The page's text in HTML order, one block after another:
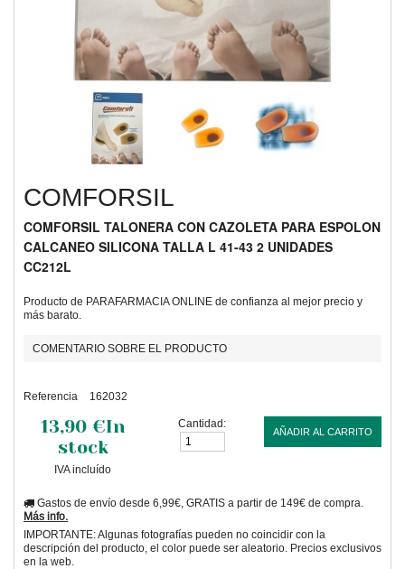
COMFORSIL
COMFORSIL TALONERA CON CAZOLETA PARA ESPOLON
CALCANEO SILICONA TALLA L 41-43 2 UNIDADES
CC212L
Producto de PARAFARMACIA ONLINE de confianza al mejor precio y
más barato.
COMENTARIO SOBRE EL PRODUCTO
Referencia 162032
13,90 €In
stock
IVA incluído
Cantidad:
AÑADIR AL CARRITO
Gastos de envío desde 6,99€, GRATIS a partir de 149€ de compra.
Más info.
IMPORTANTE: Algunas fotografías pueden no coincidir con la
descripción del producto, el color puede ser aleatorio. Precios exclusivos
en la web.